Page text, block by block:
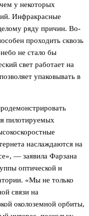
у некоторых
Инфракрасные
ряду причин. Во-
проходить сквозь
не стало бы
свет работает на
упаковывать в
пилотируемых
наслаждаются на
— заявила Фарзана
оптической и
«Мы не только
связи на
околоземной орбиты,